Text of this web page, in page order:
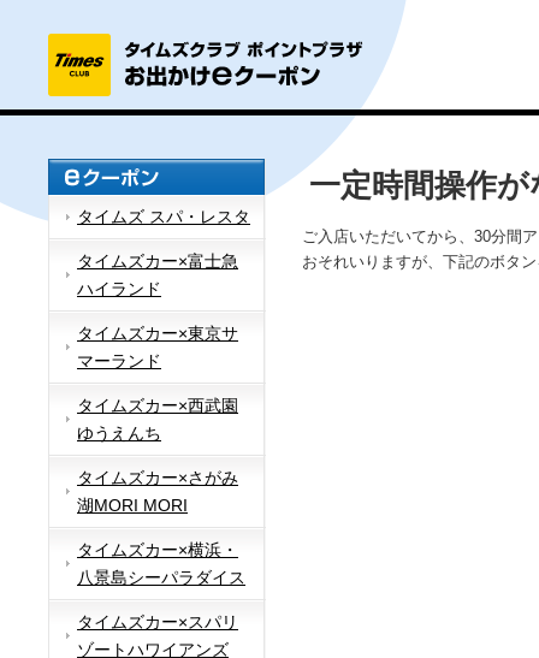
タイムズ スパ・レスタ
タイムズカー×富士急
ハイランド
タイムズカー×東京サ
マーランド
タイムズカー×西武園
ゆうえんち
タイムズカー×さがみ
湖MORI MORI
タイムズカー×横浜・
八景島シーパラダイス
タイムズカー×スパリ
ゾートハワイアンズ
一定時間操作
ご入店いただいてから、30分間
おそれいりますが、下記のボタ